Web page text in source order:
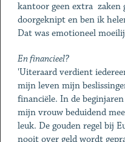
kantoor geen extra zaken
doorgeknipt en ben ik
Dat was emotioneel
En financieel?
'Uiteraard verdient
mijn leven mijn
financiële. In de
mijn vrouw beduidend
leuk. De gouden regel bij
nooit over geld wordt